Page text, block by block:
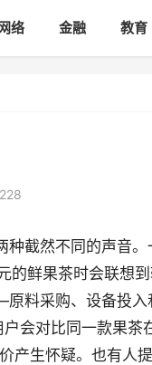
络 金融 教育
截然不同的声音
的鲜果茶时会联想
料采购、设备投入
会对比同一款果
产生怀疑。也有人